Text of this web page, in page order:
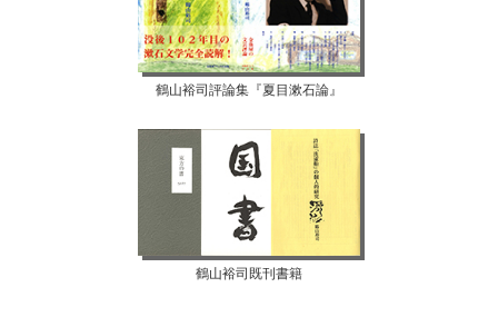
鶴山裕司評論集『夏目漱石論』
鶴山裕司既刊書籍